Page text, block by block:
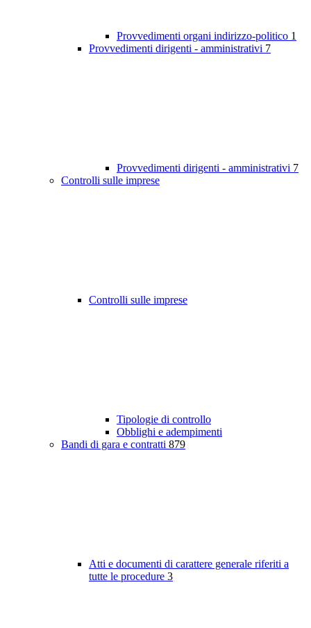
Provvedimenti organi indirizzo-politico 1
Provvedimenti dirigenti - amministrativi 7
Provvedimenti dirigenti - amministrativi 7
Controlli sulle imprese
Controlli sulle imprese
Tipologie di controllo
Obblighi e adempimenti
Bandi di gara e contratti 879
Atti e documenti di carattere generale riferiti a
tutte le procedure 3